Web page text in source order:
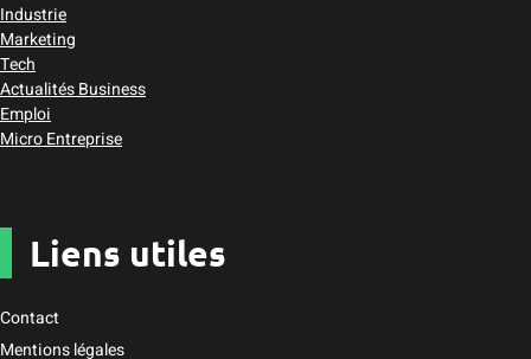
Industrie
Marketing
Tech
Actualités Business
Emploi
Micro Entreprise
Liens utiles
Contact
Mentions légales